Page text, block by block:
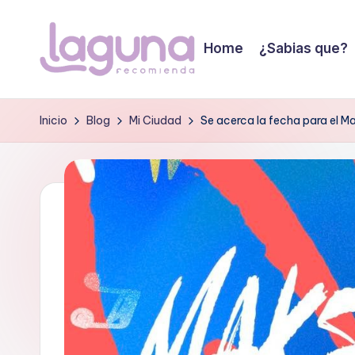
L
a
u
guia
confianza!
Home ¿Sabias que?
Inicio Blog Mi Ciudad Se acerca la fecha para el